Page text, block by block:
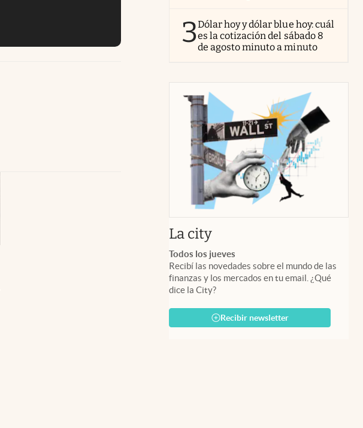
3Dólar hoy y dólar blue hoy: cuál
es la cotización del sábado 8
de agosto minuto a minuto
La cityabre en nueva pestaña
Todos los jueves
Recibí las novedades sobre el mundo de las
finanzas y los mercados en tu email. ¿Qué
dice la City?
Recibir newsletter